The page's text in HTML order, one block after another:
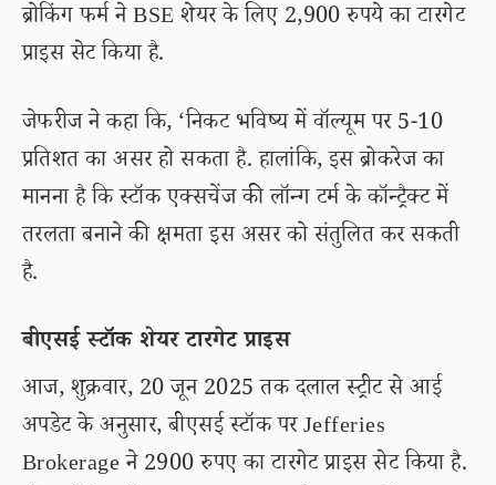
ब्रोकिंग फर्म ने BSE शेयर के लिए 2,900 रुपये का टारगेट
प्राइस सेट किया है.
जेफरीज ने कहा कि, ‘निकट भविष्य में वॉल्यूम पर 5-10
प्रतिशत का असर हो सकता है. हालांकि, इस ब्रोकरेज का
मानना है कि स्टॉक एक्सचेंज की लॉन्ग टर्म के कॉन्ट्रैक्ट में
तरलता बनाने की क्षमता इस असर को संतुलित कर सकती
है.
बीएसई स्टॉक शेयर टारगेट प्राइस
आज, शुक्रवार, 20 जून 2025 तक दलाल स्ट्रीट से आई
अपडेट के अनुसार, बीएसई स्टॉक पर Jefferies
Brokerage ने 2900 रुपए का टारगेट प्राइस सेट किया है.